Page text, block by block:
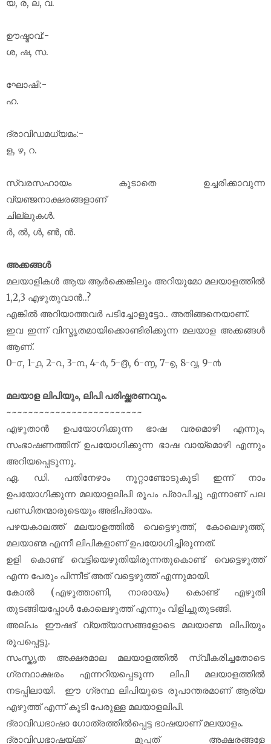
യ, ര, ല, വ.
ഊഷ്മാവ്:-
ശ, ഷ, സ.
ഘോഷി:-
ഹ.
ദ്രാവിഡമധ്യമം:-
ള, ഴ, റ.
സ്വരസഹായം കൂടാതെ ഉച്ചരിക്കാവുന്ന
വ്യഞ്ജനാക്ഷരങ്ങളാണ്
‪ചില്ലുകൾ‬.
ർ, ൽ, ൾ, ൺ, ൻ.
അക്കങ്ങൾ
മലയാളികള്‍ ആയ ആര്‍ക്കെങ്കിലും അറിയുമോ മലയാളത്തില്‍
1,2,3 എഴുതുവാന്‍..?
എങ്കില്‍ അറിയാത്തവര്‍ പടിച്ചോളുട്ടോ.. അതിങ്ങനെയാണ്.
ഇവ ഇന്ന് വിസ്മൃതമായിക്കൊണ്ടിരിക്കുന്ന മലയാള അക്കങ്ങൾ
ആണ്.
0-൦, 1-൧, 2-൨, 3-൩, 4-൪, 5-൫, 6-൬, 7-൭, 8-൮, 9-൯
മലയാള ലിപിയും, ലിപി പരിഷ്ക്കരണവും.
~~~~~~~~~~~~~~~~~~~~~~~~~
എഴുതാൻ ഉപയോഗിക്കുന്ന ഭാഷ വരമൊഴി എന്നും,
സംഭാഷണത്തിന് ഉപയോഗിക്കുന്ന ഭാഷ വായ്മൊഴി എന്നും
അറിയപ്പെടുന്നു.
ഏ. ഡി. പതിനേഴാം നൂറ്റാണ്ടോടുകൂടി ഇന്ന് നാം
ഉപയോഗിക്കുന്ന മലയാളലിപി രൂപം പ്രാപിച്ചു എന്നാണ് പല
പണ്ഡിതന്മാരുടെയും അഭിപ്രായം.
പഴയകാലത്ത് മലയാളത്തിൽ വെട്ടെഴുത്ത്, കോലെഴുത്ത്,
മലയാണ്മ എന്നീ ലിപികളാണ് ഉപയോഗിച്ചിരുന്നത്.
ഉളി കൊണ്ട് വെട്ടിയെഴുതിയിരുന്നതുകൊണ്ട് വെട്ടെഴുത്ത്
എന്ന പേരും പിന്നീട് അത് വട്ടെഴുത്ത് എന്നുമായി.
കോൽ (എഴുത്താണി, നാരായം) കൊണ്ട് എഴുതി
തുടങ്ങിയപ്പോൾ കോലെഴുത്ത് എന്നും വിളിച്ചുതുടങ്ങി.
അല്പം ഈഷദ് വ്യത്യാസങ്ങളോടെ മലയാണ്മ ലിപിയും
രൂപപ്പെട്ടു.
സംസ്കൃത അക്ഷരമാല മലയാളത്തിൽ സ്വീകരിച്ചതോടെ
ഗ്രന്ഥാക്ഷരം എന്നറിയപ്പെടുന്ന ലിപി മലയാളത്തിൽ
നടപ്പിലായി. ഈ ഗ്രന്ഥ ലിപിയുടെ രൂപാന്തരമാണ് ആര്യ
എഴുത്ത് എന്ന് കൂടി പേരുള്ള മലയാളലിപി.
ദ്രാവിഡഭാഷാ ഗോത്രത്തിൽപ്പെട്ട ഭാഷയാണ് മലയാളം.
ദ്രാവിഡഭാഷയ്ക്ക് മുപ്പത് അക്ഷരങ്ങളേ